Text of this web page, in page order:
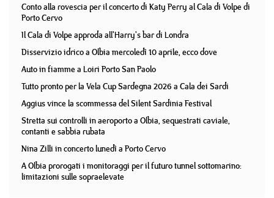
Conto alla rovescia per il concerto di Katy Perry al Cala di Volpe di
Porto Cervo
Il Cala di Volpe approda all'Harry's bar di Londra
Disservizio idrico a Olbia mercoledì 10 aprile, ecco dove
Auto in fiamme a Loiri Porto San Paolo
Tutto pronto per la Vela Cup Sardegna 2026 a Cala dei Sardi
Aggius vince la scommessa del Silent Sardinia Festival
Stretta sui controlli in aeroporto a Olbia, sequestrati caviale,
contanti e sabbia rubata
Nina Zilli in concerto lunedì a Porto Cervo
A Olbia prorogati i monitoraggi per il futuro tunnel sottomarino:
limitazioni sulle sopraelevate